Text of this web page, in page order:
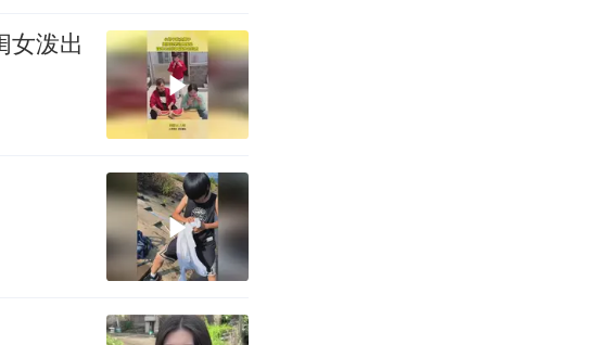
女泼出